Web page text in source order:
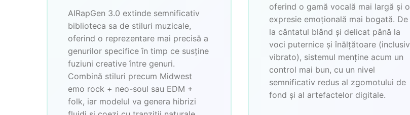
AIRapGen 3.0 extinde semnificativ
biblioteca sa de stiluri muzicale,
oferind o reprezentare mai precisă a
genurilor specifice în timp ce susține
fuziuni creative între genuri.
Combină stiluri precum Midwest
emo rock + neo-soul sau EDM +
folk, iar modelul va genera hibrizi
oferind o gamă vocală mai largă și o
expresie emoțională mai bogată. De
la cântatul blând și delicat până la
voci puternice și înălțătoare (inclusiv
vibrato), sistemul menține acum un
control mai bun, cu un nivel
semnificativ redus al zgomotului de
fond și al artefactelor digitale.